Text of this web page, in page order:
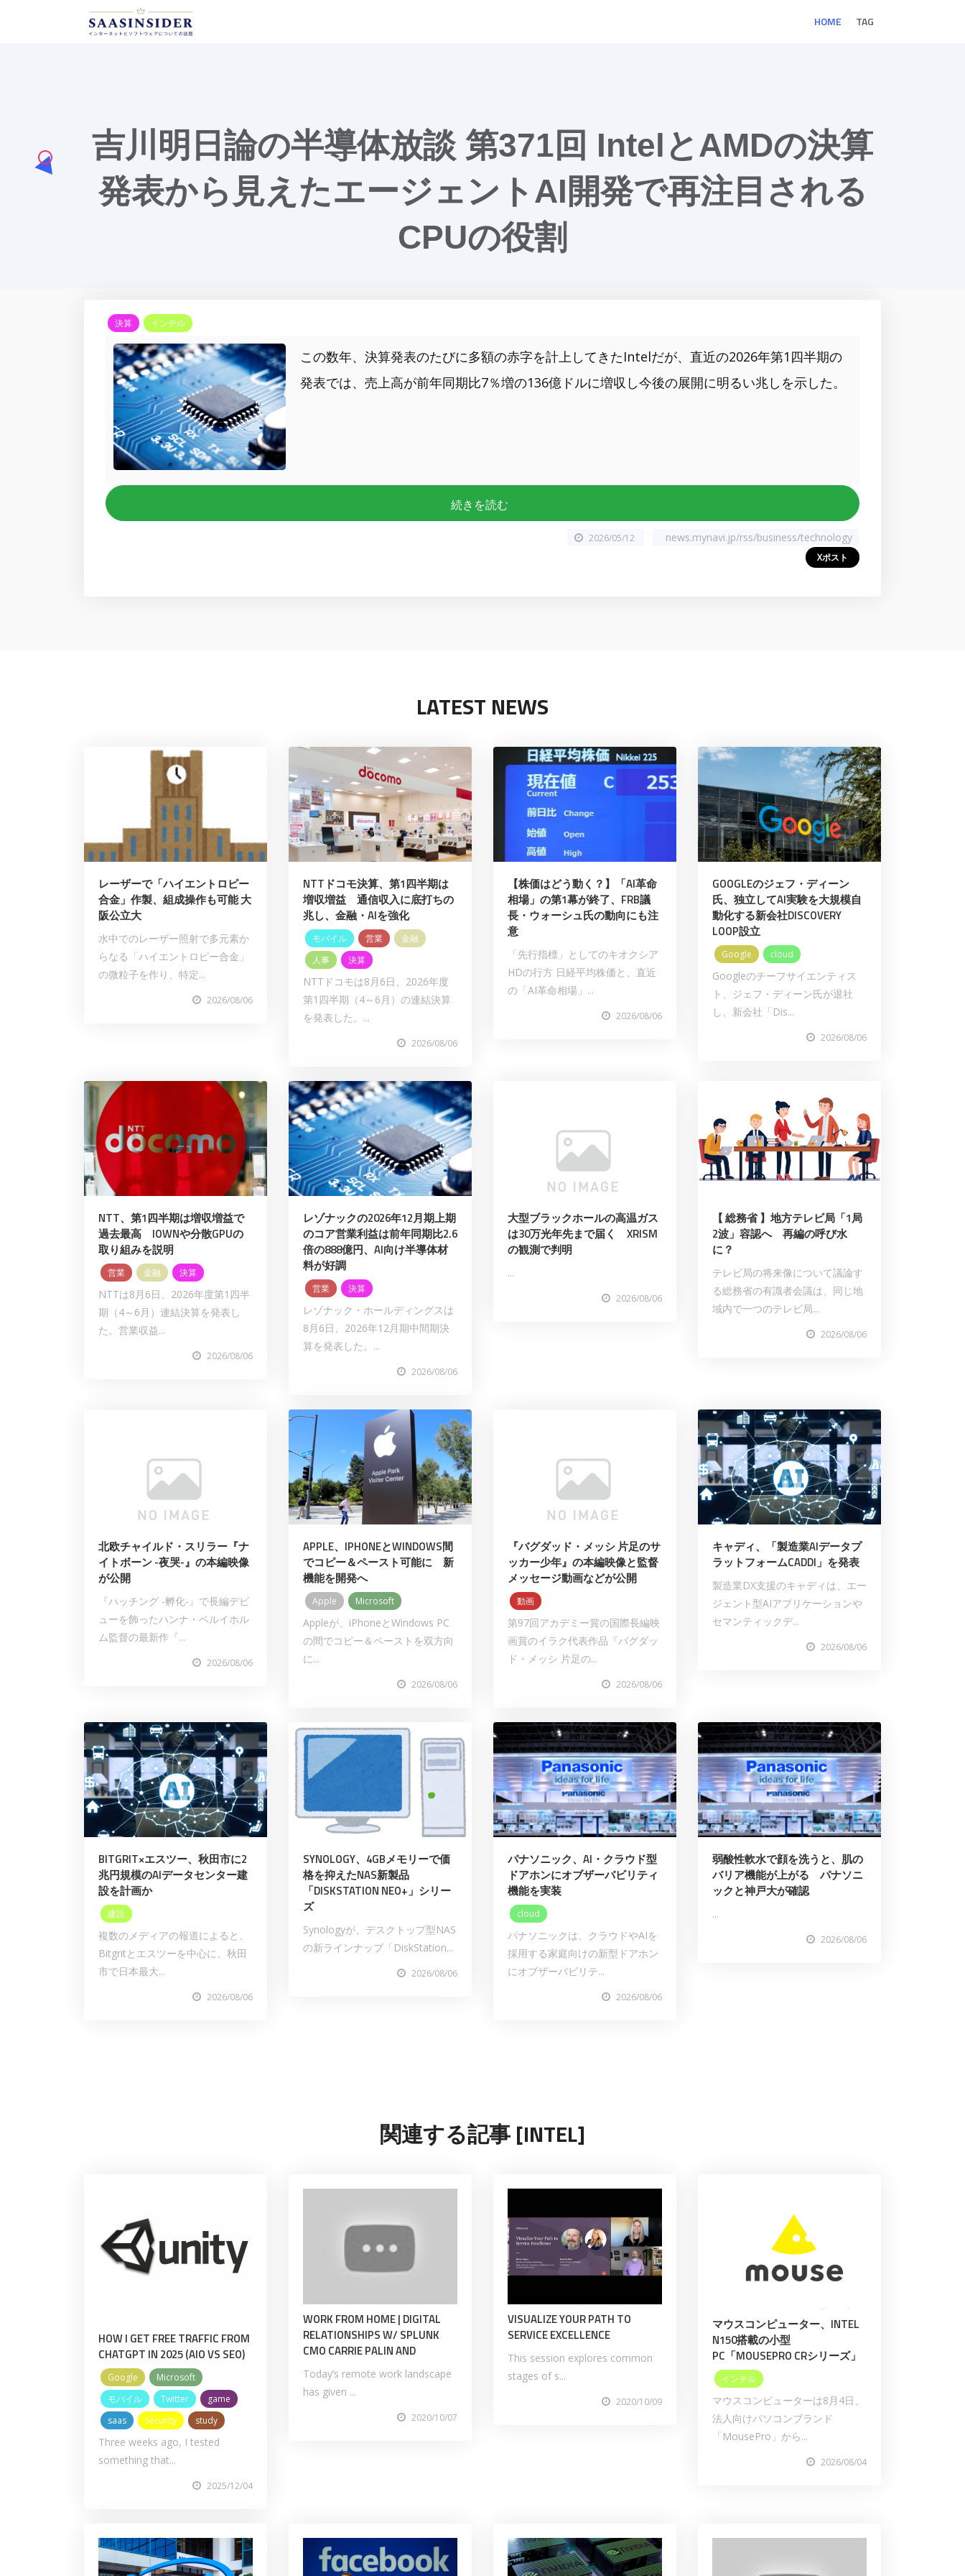
HOME TAG
吉川明日論の半導体放談 第371回 IntelとAMDの決算
発表から見えたエージェントAI開発で再注目される
CPUの役割
決算 インテル
この数年、決算発表のたびに多額の赤字を計上してきたIntelだが、直近の2026年第1四半期の
発表では、売上高が前年同期比7％増の136億ドルに増収し今後の展開に明るい兆しを示した。
続きを読む
2026/05/12 news.mynavi.jp/rss/business/technology
Xポスト
LATEST NEWS
レーザーで「ハイエントロピー
合金」作製、組成操作も可能 大
阪公立大
水中でのレーザー照射で多元素か
らなる「ハイエントロピー合金」
の微粒子を作り、特定...
2026/08/06
NTTドコモ決算、第1四半期は
増収増益 通信収入に底打ちの
兆し、金融・AIを強化
モバイル 営業
金融
人事
決算
NTTドコモは8月6日、2026年度
第1四半期（4～6月）の連結決算
を発表した。...
2026/08/06
【株価はどう動く？】「AI革命
相場」の第1幕が終了、FRB議
長・ウォーシュ氏の動向にも注
意
「先行指標」としてのキオクシア
HDの行方 日経平均株価と、直近
の「AI革命相場」...
2026/08/06
GOOGLEのジェフ・ディーン
氏、独立してAI実験を大規模自
動化する新会社DISCOVERY
LOOP設立
Google cloud
Googleのチーフサイエンティス
ト、ジェフ・ディーン氏が退社
し、新会社「Dis...
2026/08/06
NTT、第1四半期は増収増益で
過去最高 IOWNや分散GPUの
取り組みを説明
営業 金融 決算
NTTは8月6日、2026年度第1四半
期（4～6月）連結決算を発表し
た。営業収益...
2026/08/06
レゾナックの2026年12月期上期
のコア営業利益は前年同期比2.6
倍の888億円、AI向け半導体材
料が好調
営業 決算
レゾナック・ホールディングスは
8月6日、2026年12月期中間期決
算を発表した。...
2026/08/06
大型ブラックホールの高温ガス
は30万光年先まで届く XRISM
の観測で判明
...
2026/08/06
【 総務省 】地方テレビ局「1局
2波」容認へ 再編の呼び水
に？
テレビ局の将来像について議論す
る総務省の有識者会議は、同じ地
域内で一つのテレビ局...
2026/08/06
北欧チャイルド・スリラー『ナ
イトボーン -夜哭-』の本編映像
が公開
『ハッチング -孵化-』で長編デビ
ューを飾ったハンナ・ベルイホル
ム監督の最新作『...
2026/08/06
APPLE、IPHONEとWINDOWS間
でコピー＆ペースト可能に 新
機能を開発へ
Apple Microsoft
Appleが、iPhoneとWindows PC
の間でコピー＆ペーストを双方向
に...
2026/08/06
『バグダッド・メッシ 片足のサ
ッカー少年』の本編映像と監督
メッセージ動画などが公開
動画
第97回アカデミー賞の国際⻑編映
画賞のイラク代表作品『バグダッ
ド・メッシ 片足の...
2026/08/06
キャディ、「製造業AIデータプ
ラットフォームCADDI」を発表
製造業DX支援のキャディは、エー
ジェント型AIアプリケーションや
セマンティックデ...
2026/08/06
BITGRIT×エスツー、秋田市に2
兆円規模のAIデータセンター建
設を計画か
建設
複数のメディアの報道によると、
Bitgritとエスツーを中心に、秋田
市で日本最大...
2026/08/06
SYNOLOGY、4GBメモリーで価
格を抑えたNAS新製品
「DISKSTATION NEO+」シリー
ズ
Synologyが、デスクトップ型NAS
の新ラインナップ「DiskStation...
2026/08/06
パナソニック、AI・クラウド型
ドアホンにオブザーバビリティ
機能を実装
cloud
パナソニックは、クラウドやAIを
採用する家庭向けの新型ドアホン
にオブザーバビリテ...
2026/08/06
弱酸性軟水で顔を洗うと、肌の
バリア機能が上がる パナソニ
ックと神戸大が確認
...
2026/08/06
関連する記事 [INTEL]
HOW I GET FREE TRAFFIC FROM
CHATGPT IN 2025 (AIO VS SEO)
Google
Microsoft
モバイル
Twitter
game
saas
Security study
Three weeks ago, I tested
something that...
2025/12/04
WORK FROM HOME | DIGITAL
RELATIONSHIPS W/ SPLUNK
CMO CARRIE PALIN AND
Today’s remote work landscape
has given ...
2020/10/07
VISUALIZE YOUR PATH TO
SERVICE EXCELLENCE
This session explores common
stages of s...
2020/10/09
マウスコンピューター、INTEL
N150搭載の小型
PC「MOUSEPRO CRシリーズ」
インテル
マウスコンピューターは8月4日、
法人向けパソコンブランド
「MousePro」から...
2026/08/04